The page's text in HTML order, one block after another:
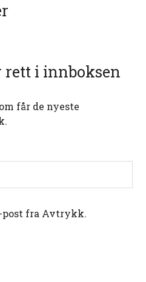
rett i innboksen
får de nyeste
post fra Avtrykk.